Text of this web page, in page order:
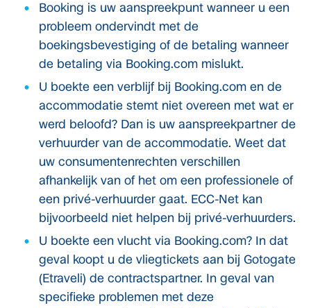
Booking is uw aanspreekpunt wanneer u een
probleem ondervindt met de
boekingsbevestiging of de betaling wanneer
de betaling via Booking.com mislukt.
U boekte een verblijf bij Booking.com en de
accommodatie stemt niet overeen met wat er
werd beloofd? Dan is uw aanspreekpartner de
verhuurder van de accommodatie. Weet dat
uw consumentenrechten verschillen
afhankelijk van of het om een professionele of
een privé-verhuurder gaat. ECC-Net kan
bijvoorbeeld niet helpen bij privé-verhuurders.
U boekte een vlucht via Booking.com? In dat
geval koopt u de vliegtickets aan bij Gotogate
(Etraveli) de contractspartner. In geval van
specifieke problemen met deze